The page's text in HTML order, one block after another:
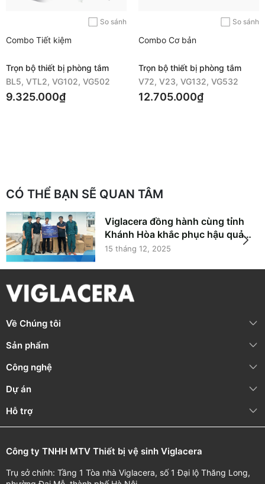
So sánh
Combo Tiết kiệm
Trọn bộ thiết bị phòng tắm
BL5, VTL2, VG102, VG502
9.325.000₫
So sánh
Combo Cơ bản
Trọn bộ thiết bị phòng tắm
V72, V23, VG132, VG532
12.705.000₫
CÓ THỂ BẠN SẼ QUAN TÂM
Viglacera đồng hành cùng tỉnh
Khánh Hòa khắc phục hậu quả
mưa lũ, lan tỏa trách nhiệm vì
15 tháng 12, 2025
Về Chúng tôi
Sản phẩm
Công nghệ
Dự án
Hỗ trợ
Công ty TNHH MTV Thiết bị vệ sinh Viglacera
Trụ sở chính: Tầng 1 Tòa nhà Viglacera, số 1 Đại lộ Thăng Long,